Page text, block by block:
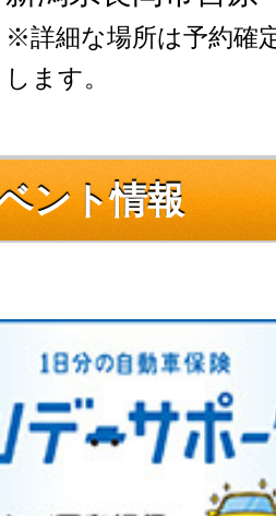
※詳細な場所は予約確
します。
ント情報